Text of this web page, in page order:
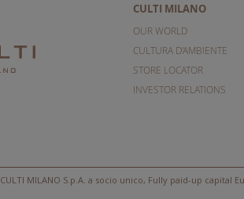
CULTI MILANO
OUR WORLD
CULTURA D'AMBIENTE
STORE LOCATOR
INVESTOR RELATIONS
CULTI MILANO S.p.A. a socio unico, Fully paid-up capital